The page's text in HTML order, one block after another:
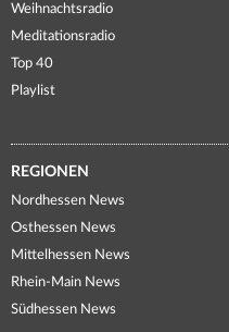
Weihnachtsradio
Meditationsradio
Top 40
Playlist
REGIONEN
Nordhessen News
Osthessen News
Mittelhessen News
Rhein-Main News
Südhessen News